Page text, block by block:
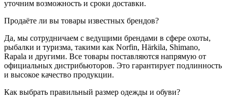
уточним возможность и сроки доставки.
Продаёте ли вы товары известных брендов?
Да, мы сотрудничаем с ведущими брендами в сфере охоты,
рыбалки и туризма, такими как Norfin, Härkila, Shimano,
Rapala и другими. Все товары поставляются напрямую от
официальных дистрибьюторов. Это гарантирует подлинность
и высокое качество продукции.
Как выбрать правильный размер одежды и обуви?